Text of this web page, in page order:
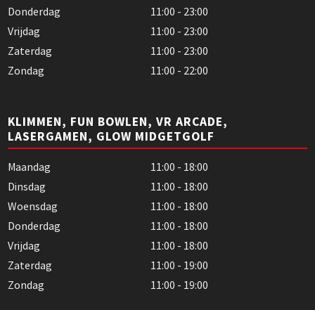
Donderdag
11:00 - 23:00
Vrijdag
11:00 - 23:00
Zaterdag
11:00 - 23:00
Zondag
11:00 - 22:00
KLIMMEN, FUN BOWLEN, VR ARCADE,
LASERGAMEN, GLOW MIDGETGOLF
Maandag
11:00 - 18:00
Dinsdag
11:00 - 18:00
Woensdag
11:00 - 18:00
Donderdag
11:00 - 18:00
Vrijdag
11:00 - 18:00
Zaterdag
11:00 - 19:00
Zondag
11:00 - 19:00